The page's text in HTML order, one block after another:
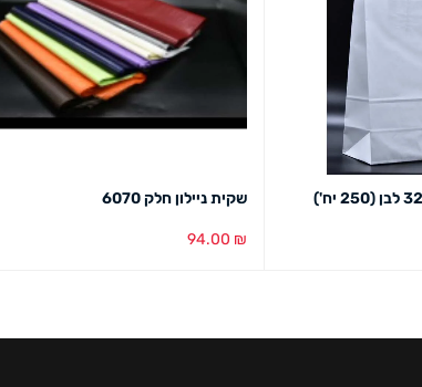
שקית ניילון חלק 6070
94.00 ₪